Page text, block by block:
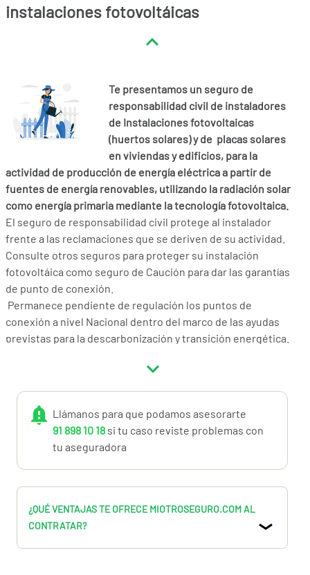
instalaciones fotovoltáicas
Te presentamos un seguro de
responsabilidad civil de instaladores
de Instalaciones fotovoltaicas
(huertos solares) y de placas solares
en viviendas y edificios, para la
actividad de producción de energía eléctrica a partir de
fuentes de energía renovables, utilizando la radiación solar
como energía primaria mediante la tecnología fotovoltaica.
El seguro de responsabilidad civil protege al instalador
frente a las reclamaciones que se deriven de su actividad.
Consulte otros seguros para proteger su instalación
fotovoltáica como seguro de Caución para dar las garantías
de punto de conexión.
Permanece pendiente de regulación los puntos de
conexión a nivel Nacional dentro del marco de las ayudas
previstas para la descarbonización y transición energética.
91.898.10.18 o a info@miotroseguro.com. Nos gustará
Llámanos para que podamos asesorarte
91 898 10 18 si tu caso reviste problemas con
tu aseguradora
¿QUÉ VENTAJAS TE OFRECE MIOTROSEGURO.COM AL
CONTRATAR?